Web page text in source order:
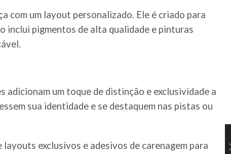
com um layout personalizado. Ele é criado para
inclui pigmentos de alta qualidade e pinturas
um toque de distinção e exclusividade a
sua identidade e se destaquem nas pistas ou
exclusivos e adesivos de carenagem para